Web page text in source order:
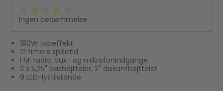
Ingen bedømmelse
180W topeffekt
12 timers spilletid
FM-radio, aux- og mikrofonindgange
2 x 5,25" bashøjttaler, 2" diskanthøjttaler
9 LED-lystilstande